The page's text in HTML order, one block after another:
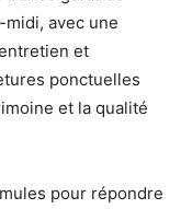
midi, avec une
et
ponctuelles
et la qualité
pour répondre